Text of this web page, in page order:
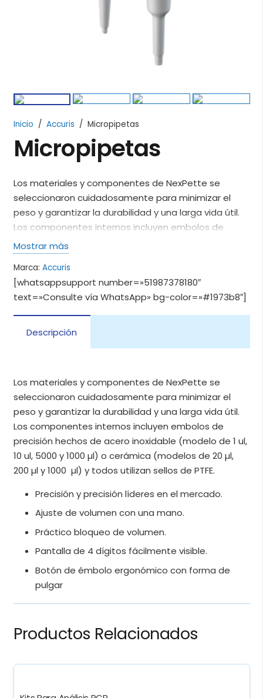
Inicio / Accuris / Micropipetas
Micropipetas
Los materiales y componentes de NexPette se
seleccionaron cuidadosamente para minimizar el
peso y garantizar la durabilidad y una larga vida útil.
Los componentes internos incluyen embolos de
precisión hechos de acero inoxidable (modelo de 1 ul,
10 ul, 5000 y 1000 µl) o cerámica (modelos de 20 µl,
200 µl y 1000 µl) y todos utilizan sellos de PTFE.
Mostrar más
Marca: Accuris
[whatsappsupport number=»51987378180″
text=»Consulte vía WhatsApp» bg-color=»#1973b8″]
Descripción
Los materiales y componentes de NexPette se
seleccionaron cuidadosamente para minimizar el
peso y garantizar la durabilidad y una larga vida útil.
Los componentes internos incluyen embolos de
precisión hechos de acero inoxidable (modelo de 1 ul,
10 ul, 5000 y 1000 µl) o cerámica (modelos de 20 µl,
200 µl y 1000 µl) y todos utilizan sellos de PTFE.
Precisión y precisión líderes en el mercado.
Ajuste de volumen con una mano.
Práctico bloqueo de volumen.
Pantalla de 4 dígitos fácilmente visible.
Botón de émbolo ergonómico con forma de
pulgar
Productos Relacionados